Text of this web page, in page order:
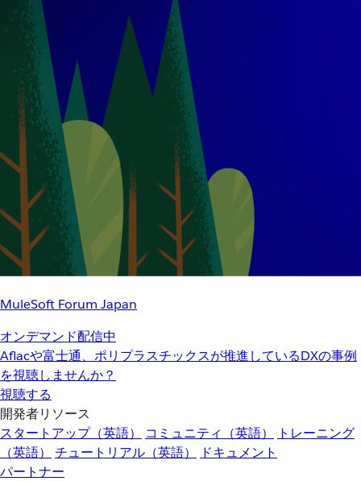
MuleSoft Forum Japan
オンデマンド配信中
Aflacや富士通、ポリプラスチックスが推進しているDXの事例
を視聴しませんか？
視聴する
開発者リソース
スタートアップ（英語）
コミュニティ（英語）
トレーニング
（英語）
チュートリアル（英語）
ドキュメント
パートナー